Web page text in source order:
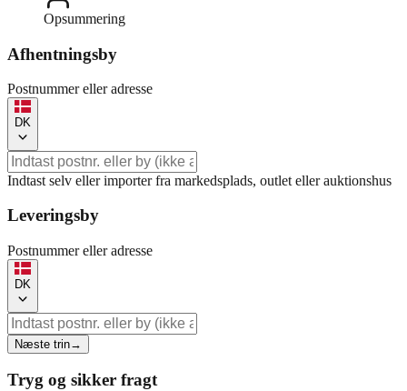
Opsummering
Afhentningsby
Postnummer eller adresse
DK
Indtast selv eller importer fra markedsplads, outlet eller auktionshus
Leveringsby
Postnummer eller adresse
DK
Næste trin→
Tryg og sikker fragt